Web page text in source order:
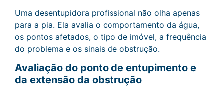
Uma desentupidora profissional não olha apenas
para a pia. Ela avalia o comportamento da água,
os pontos afetados, o tipo de imóvel, a frequência
do problema e os sinais de obstrução.
Avaliação do ponto de entupimento e
da extensão da obstrução